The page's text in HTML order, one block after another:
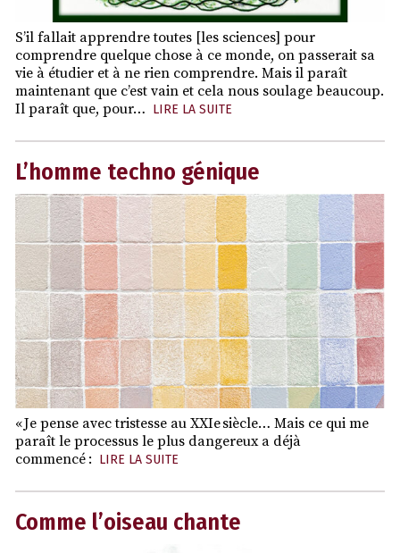
S’il fallait apprendre toutes [les sciences] pour
comprendre quelque chose à ce monde, on passerait sa
vie à étudier et à ne rien comprendre. Mais il paraît
maintenant que c’est vain et cela nous soulage beaucoup.
Il paraît que, pour… LIRE LA SUITE
L’homme techno génique
« Je pense avec tristesse au XXIe siècle… Mais ce qui me
paraît le processus le plus dangereux a déjà
commencé : LIRE LA SUITE
Comme l’oiseau chante